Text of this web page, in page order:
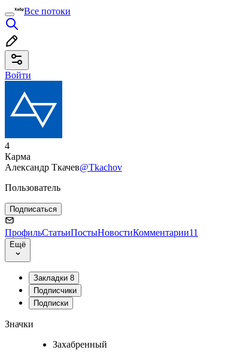
Все потоки
Войти
4
Карма
Александр Ткачев@Tkachov
Пользователь
Подписаться
ПрофильСтатьиПостыНовостиКомментарии11
Ещё
Закладки 8
Подписчики
Подписки
Значки
Захабренный